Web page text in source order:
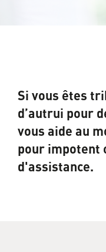
Si vous êtes
d’autrui pour
vous aide au
pour impotent
d'assistance.